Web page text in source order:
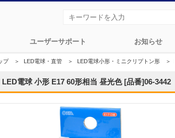
ユーザーサポート お知らせ
プ＞ LED電球・直管 ＞ LED電球小形・ミニクリプトン形 ＞
LED電球 小形 E17 60形相当 昼光色 [品番]06-3442